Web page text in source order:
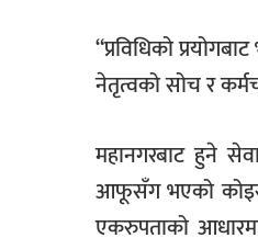
“प्रविधिको
नेतृत्वको सोच र
महानगरबाट हुने
आफूसँग भएको
एकरुपताको